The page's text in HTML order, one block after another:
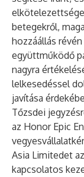
betegekről,
hozzáállás
együttműködő
nagyra
lelkesedéssel
javítása
Tőzsdei
az Honor Epic
Asia Limitedet
kapcsolatos